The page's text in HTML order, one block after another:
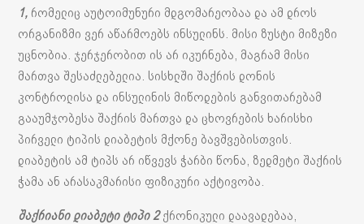
1, რომელიც აუტოიმუნური მდგომარეობაა და ამ დროს
ორგანიზმი ვერ აწარმოებს ინსულინს. მისი ზუსტი მიზეზი
უცნობია. ჯერჯერობით ის არ იკურნება, მაგრამ მისი
მართვა შესაძლებელია. სისხლში შაქრის დონის
კონტროლისა და ინსულინის მიწოდების განვითარებამ
გააუმჯობესა შაქრის მართვა და ცხოვრების ხარისხი
პირველი ტიპის დიაბეტის მქონე ბავშვებისთვის.
დიაბეტის ამ ტიპს არ იწვევს ჭარბი წონა, ზედმეტი შაქრის
ჭამა ან არასაკმარისი ფიზიკური აქტივობა.
შაქრიანი დიაბეტი ტიპი 2ქრონიკული დაავადებაა,